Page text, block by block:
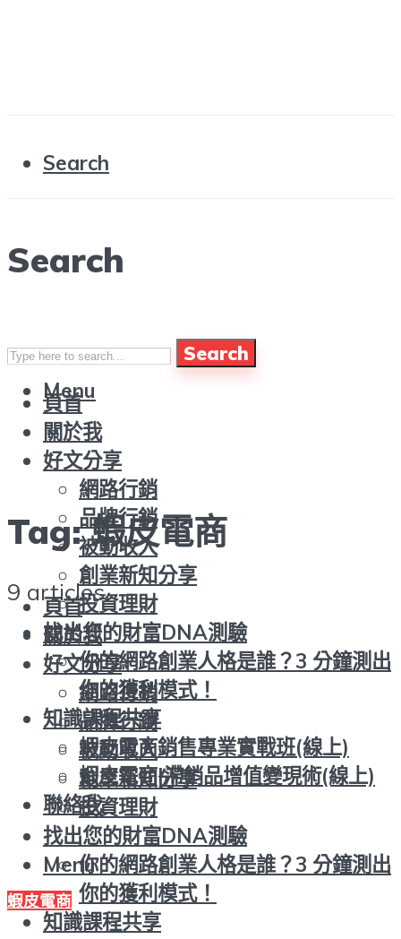
Search
Search
Search
頁首
關於我
好文分享
網路行銷
品牌行銷
被動收入
創業新知分享
投資理財
找出您的財富DNA測驗
你的網路創業人格是誰？3 分鐘測出
你的獲利模式！
知識課程共享
蝦皮電商銷售專業實戰班(線上)
蝦皮電商|滯銷品增值變現術(線上)
聯絡我
Menu
Menu
頁首
關於我
好文分享
網路行銷
品牌行銷
被動收入
創業新知分享
投資理財
找出您的財富DNA測驗
你的網路創業人格是誰？3 分鐘測出
你的獲利模式！
知識課程共享
Tag:蝦皮電商
9 articles
蝦皮電商